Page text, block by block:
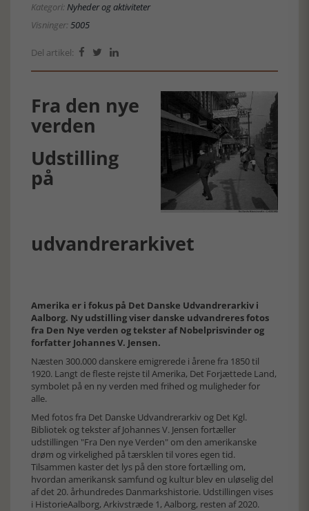
Kategori:Nyheder og aktiviteter
Visninger:5005
Del artikel:   
Fra den nye
verden
Udstilling
på
udvandrerarkivet
Amerika er i fokus på Det Danske Udvandrerarkiv i
Aalborg. Ny udstilling viser danske udvandreres fotos
fra Den Nye verden og tekster af Nobelprisvinder og
forfatter Johannes V. Jensen.
Næsten 300.000 danskere emigrerede i årene fra 1850 til
1920. Langt de fleste rejste til Amerika, Det Forjættede Land,
symbolet på en ny verden med frihed og muligheder for
alle.
Med fotos fra Det Danske Udvandrerarkiv og Det Kgl.
Bibliotek og tekster af Johannes V. Jensen fortæller
udstillingen "Fra Den nye Verden" om den amerikanske
drøm og virkelighed på tærsklen til vores egen tid.
Tilsammen kaster det lys på den store fortælling om,
hvordan amerikansk samfund og kultur blev en uløselig del
af det 20. århundredes Danmarkshistorie. Udstillingen vises
i HistorieAalborg, Arkivstræde 1, Aalborg, resten af 2020.